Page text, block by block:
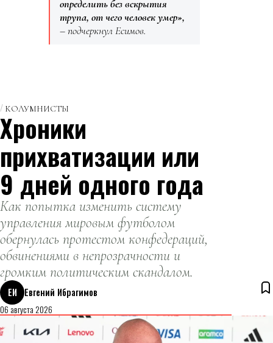
определить без вскрытия
трупа, от чего человек умер»,
– подчеркнул Есимов.
КОЛУМНИСТЫ
Хроники
прихватизации или
9 дней одного года
Как попытка изменить систему
управления мировым футболом
обернулась протестом конфедераций,
обвинениями в непрозрачности и
громким политическим скандалом.
ЕИ
Евгений Ибрагимов
06 августа 2026